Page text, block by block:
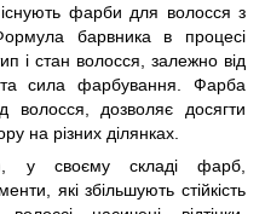
фарби для волосся з
барвника в процесі
і стан волосся, залежно від
та сила фарбування. Фарба
волосся, дозволяє досягти
на різних ділянках.
у своєму складі фарб,
які збільшують стійкість